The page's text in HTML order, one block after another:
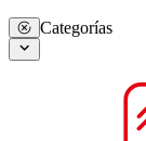
Categorías